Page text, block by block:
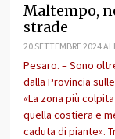
Maltempo,
strade
20 SETTEMBRE 2024
Pesaro. – Sono
dalla Provincia
«La zona più
quella costiera e
caduta di piante».